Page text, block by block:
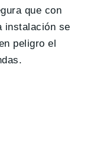
que con
instalación se
peligro el